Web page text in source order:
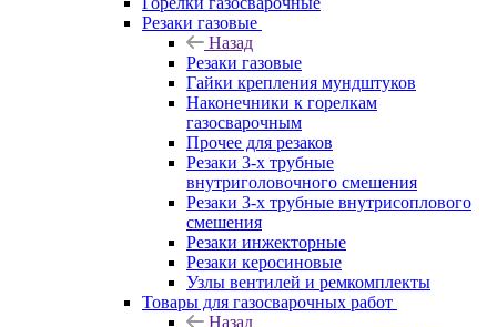
Резаки газовые
Назад
Резаки газовые
Гайки крепления мундштуков
Наконечники к горелкам
газосварочным
Прочее для резаков
Резаки 3-х трубные
внутриголовочного смешения
Резаки 3-х трубные внутрисоплового
смешения
Резаки инжекторные
Резаки керосиновые
Узлы вентилей и ремкомплекты
Товары для газосварочных работ
Назад